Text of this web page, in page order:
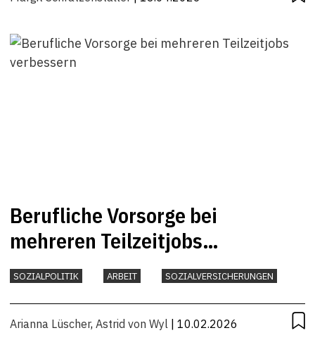
Berufliche Vorsorge bei
mehreren Teilzeitjobs
verbessern
SOZIALPOLITIK ARBEIT SOZIALVERSICHERUNGEN
Arianna Lüscher, Astrid von Wyl | 10.02.2026